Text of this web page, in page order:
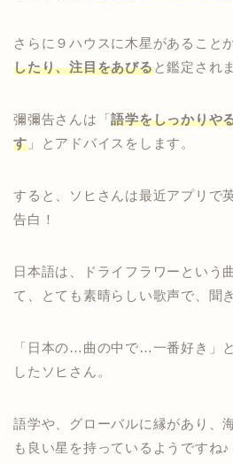
さらに９ハウスに木星があることか
したり、注目をあびると鑑定され
彌彌告さんは「語学をしっかりや
す」とアドバイスをします。
すると、ソヒさんは最近アプリで
告白！
日本語は、ドライフラワーという
て、とても素晴らしい歌声で、聞
「日本の…曲の中で…一番好き」
したソヒさん。
語学や、グローバルに縁があり、
も良い星を持っているようですね♪